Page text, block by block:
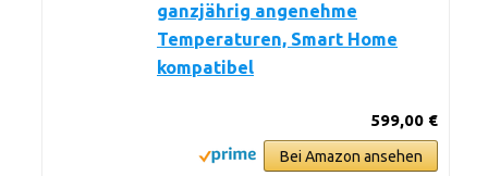
ganzjährig angenehme
Temperaturen, Smart Home
kompatibel
599,00 €
Bei Amazon ansehen